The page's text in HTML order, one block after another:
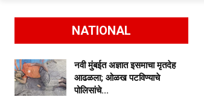
NATIONAL
नवी मुंबईत अज्ञात इसमाचा मृतदेह
आढळला; ओळख पटविण्याचे
पोलिसांचे...